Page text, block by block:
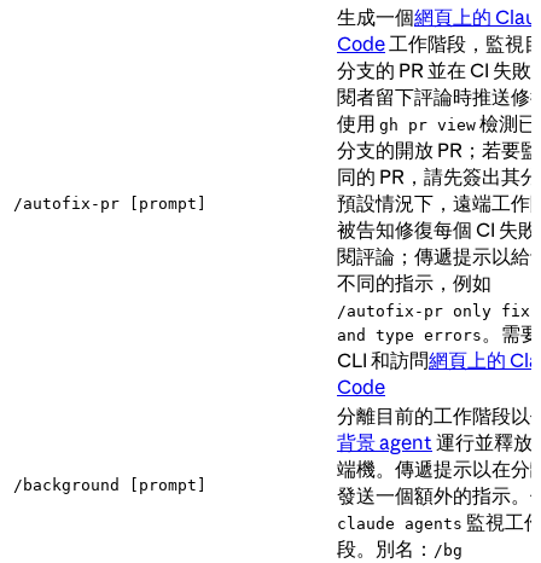
/autofix-pr [prompt]
生成一個網頁上的
Code工作階段，監視
分支的 PR 並在 CI 失敗
閱者留下評論時推送修
使用 gh pr view 檢測
分支的開放 PR；若要
同的 PR，請先簽出其
預設情況下，遠端工作
被告知修復每個 CI 失
閱評論；傳遞提示以給
不同的指示，例如
/autofix-pr only
and type errors。需
CLI 和訪問網頁上的
Code
/background [prompt]
分離目前的工作階段以
背景 agent運行並釋放
端機。傳遞提示以在分
發送一個額外的指示。
claude agents 監視工
段。別名： /bg